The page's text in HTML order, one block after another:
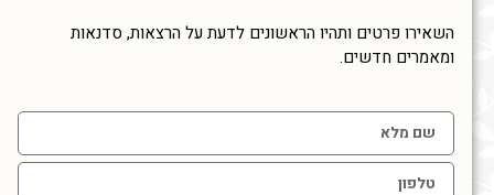
השאירו פרטים ותהיו הראשונים לדעת על הרצאות, סדנאות
ומאמרים חדשים.